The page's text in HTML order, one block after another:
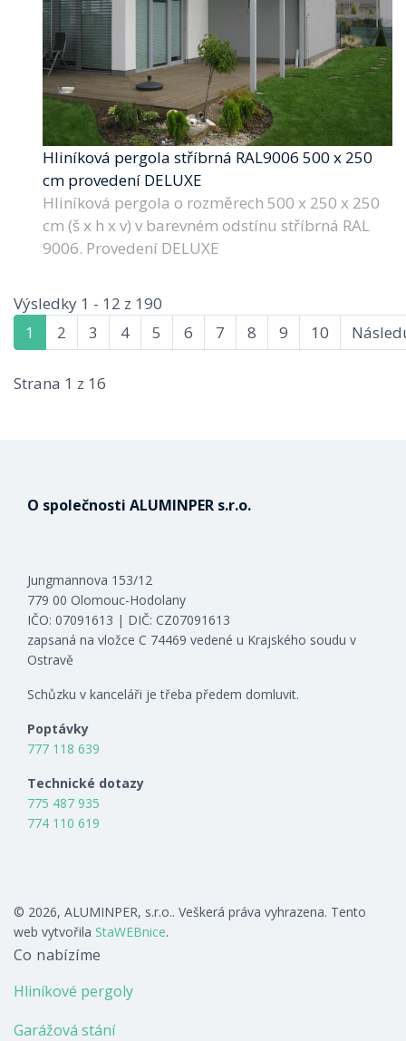
Hliníková pergola stříbrná RAL9006 500 x 250
cm provedení DELUXE
Hliníková pergola o rozměrech 500 x 250 x 250
cm (š x h x v) v barevném odstínu stříbrná RAL
9006. Provedení DELUXE
Výsledky 1 - 12 z 190
1
2 3 4 5 6 7 8 9 10
Strana 1 z 16
O společnosti ALUMINPER s.r.o.
Jungmannova 153/12
779 00 Olomouc-Hodolany
IČO: 07091613 | DIČ: CZ07091613
zapsaná na vložce C 74469 vedené u Krajského soudu v
Ostravě
Schůzku v kanceláři je třeba předem domluvit.
Poptávky
777 118 639
Technické dotazy
775 487 935
774 110 619
© 2026, ALUMINPER, s.r.o.. Veškerá práva vyhrazena. Tento
web vytvořila StaWEBnice.
Co nabízíme
Hliníkové pergoly
Garážová stání